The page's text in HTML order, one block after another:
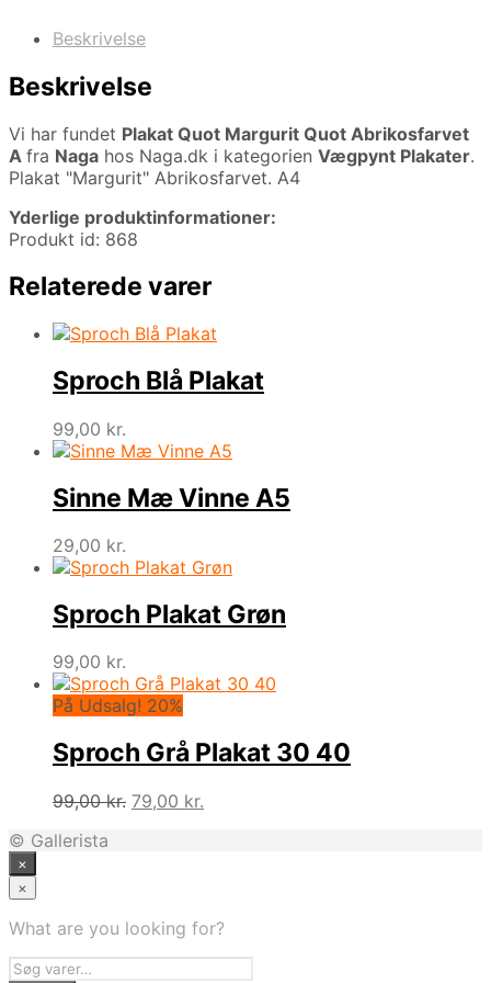
Beskrivelse
Beskrivelse
Vi har fundet Plakat Quot Margurit Quot Abrikosfarvet
A fra Naga hos Naga.dk i kategorien Vægpynt Plakater.
Plakat "Margurit" Abrikosfarvet. A4
Yderlige produktinformationer:
Produkt id: 868
Relaterede varer
Sproch Blå Plakat
99,00 kr.
Sinne Mæ Vinne A5
29,00 kr.
Sproch Plakat Grøn
99,00 kr.
På Udsalg! 20%
Sproch Grå Plakat 30 40
99,00kr. Den
79,00 kr.
© Gallerista
×
×
What are you looking for?